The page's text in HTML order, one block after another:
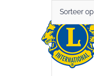
Sorteer op